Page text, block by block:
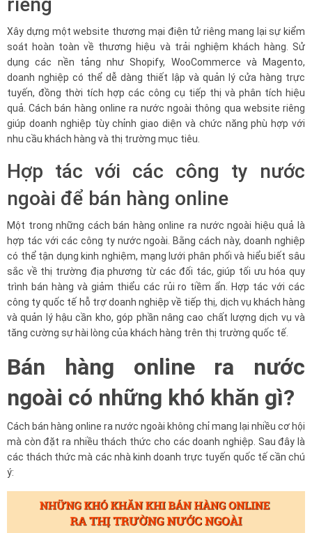
Xây dựng một website thương mại điện tử riêng mang lại sự kiểm
soát hoàn toàn về thương hiệu và trải nghiệm khách hàng. Sử
dụng các nền tảng như Shopify, WooCommerce và Magento,
doanh nghiệp có thể dễ dàng thiết lập và quản lý cửa hàng trực
tuyến, đồng thời tích hợp các công cụ tiếp thị và phân tích hiệu
quả. Cách bán hàng online ra nước ngoài thông qua website riêng
giúp doanh nghiệp tùy chỉnh giao diện và chức năng phù hợp với
nhu cầu khách hàng và thị trường mục tiêu.
Hợp tác với các công ty nước
ngoài để bán hàng online
Một trong những cách bán hàng online ra nước ngoài hiệu quả là
hợp tác với các công ty nước ngoài. Bằng cách này, doanh nghiệp
có thể tận dụng kinh nghiệm, mạng lưới phân phối và hiểu biết sâu
sắc về thị trường địa phương từ các đối tác, giúp tối ưu hóa quy
trình bán hàng và giảm thiểu các rủi ro tiềm ẩn. Hợp tác với các
công ty quốc tế hỗ trợ doanh nghiệp về tiếp thị, dịch vụ khách hàng
và quản lý hậu cần kho, góp phần nâng cao chất lượng dịch vụ và
tăng cường sự hài lòng của khách hàng trên thị trường quốc tế.
Bán hàng online ra nước
ngoài có những khó khăn gì?
Cách bán hàng online ra nước ngoài không chỉ mang lại nhiều cơ hội
mà còn đặt ra nhiều thách thức cho các doanh nghiệp. Sau đây là
các thách thức mà các nhà kinh doanh trực tuyến quốc tế cần chú
ý: